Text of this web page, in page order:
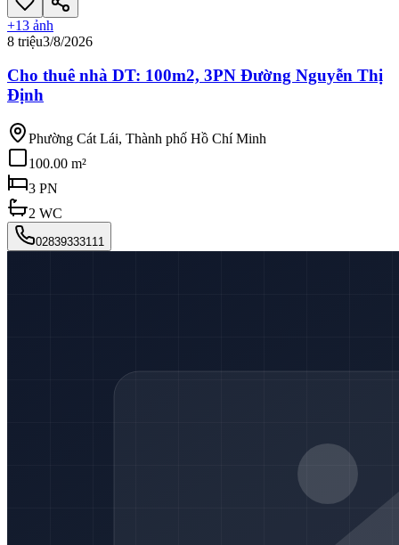
+13 ảnh
8 triệu3/8/2026
Cho thuê nhà DT: 100m2, 3PN Đường Nguyễn Thị
Định
Phường Cát Lái, Thành phố Hồ Chí Minh
100.00 m²
3 PN
2 WC
02839333111